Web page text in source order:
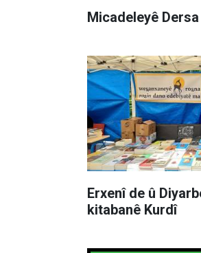
Micadeleyê
Erxenî de û
kitabanê Kurdî